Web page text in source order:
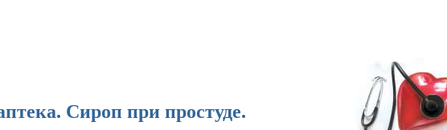
Сироп при простуде.